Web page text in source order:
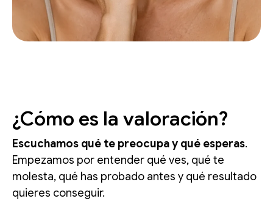
¿Cómo es la valoración?
Escuchamos qué te preocupa y qué esperas.
Empezamos por entender qué ves, qué te
molesta, qué has probado antes y qué resultado
quieres conseguir.